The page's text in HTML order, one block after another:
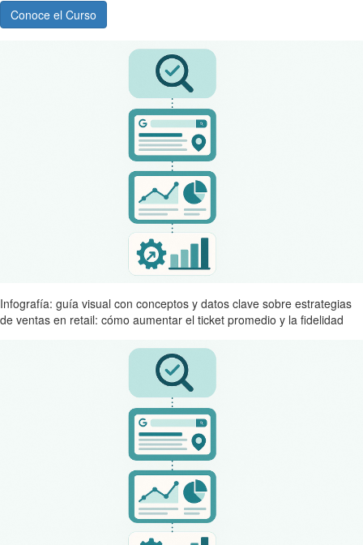
Conoce el Curso
Infografía: guía visual con conceptos y datos clave sobre estrategias
de ventas en retail: cómo aumentar el ticket promedio y la fidelidad